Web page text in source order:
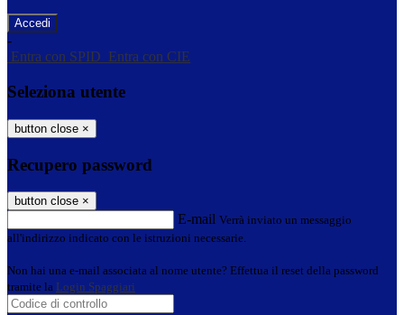
-
Entra con SPID Entra con CIE
Seleziona utente
button close ×
Recupero password
button close ×
E-mail Verrà inviato un messaggio
all'indirizzo indicato con le istruzioni necessarie.
Non hai una e-mail associata al nome utente? Effettua il reset della password
tramite la Login Spaggiari